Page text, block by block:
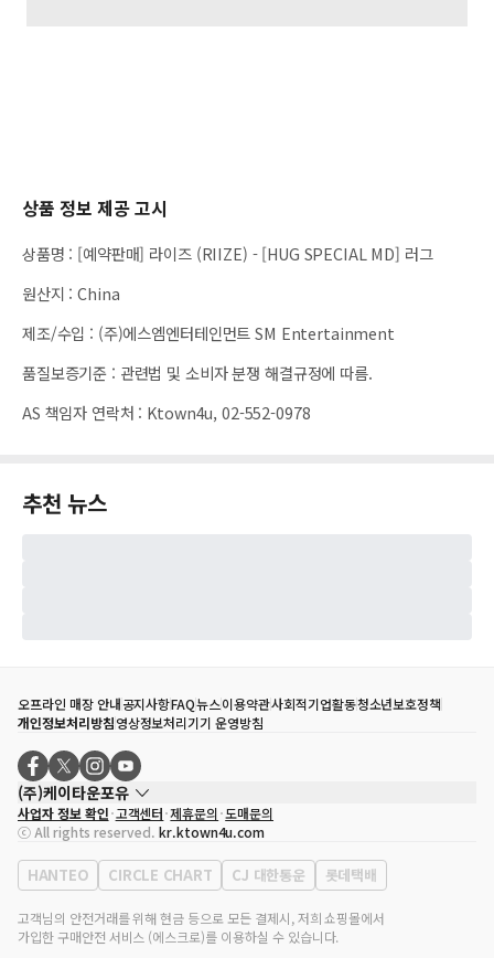
상품 정보 제공 고시
상품명 : [예약판매] 라이즈 (RIIZE) - [HUG SPECIAL MD] 러그
원산지 :China
제조/수입 : (주)에스엠엔터테인먼트 SM Entertainment
품질보증기준 : 관련법 및 소비자 분쟁 해결규정에 따름.
AS 책임자 연락처 : Ktown4u, 02-552-0978
추천 뉴스
오프라인 매장 안내공지사항FAQ뉴스이용약관사회적기업활동청소년보호정책
개인정보처리방침영상정보처리기기 운영방침
(주)케이타운포유
대표자
송효민
사업자등록번호
120-87-71116
통신판매업 신고번호 제2011-서울강남-02223
대표전화
02-552-9855
사업자 정보 확인 고객센터 제휴문의 도매문의
ⓒ All rights reserved. kr.ktown4u.com
HANTEO CIRCLE CHART CJ 대한통운 롯데택배
고객님의 안전거래를 위해 현금 등으로 모든 결제시, 저희 쇼핑몰에서
가입한 구매안전 서비스 (에스크로)를 이용하실 수 있습니다.